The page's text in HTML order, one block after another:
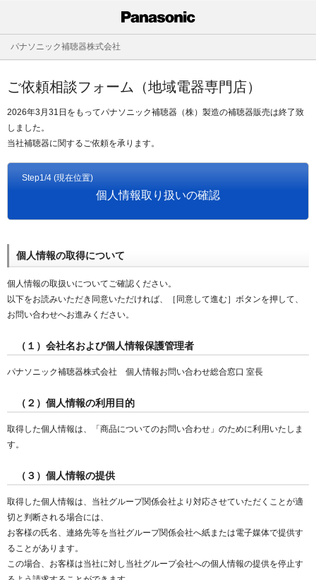
パナソニック補聴器株式会社
ご依頼相談フォーム（地域電器専門店）
2026年3月31日をもってパナソニック補聴器（株）製造の補聴器販売は終了致
しました。
当社補聴器に関するご依頼を承ります。
Step1/4 (現在位置)
個人情報取り扱いの確認
個人情報の取得について
個人情報の取扱いについてご確認ください。
以下をお読みいただき同意いただければ、［同意して進む］ボタンを押して、
お問い合わせへお進みください。
（１）会社名および個人情報保護管理者
パナソニック補聴器株式会社 個人情報お問い合わせ総合窓口 室長
（２）個人情報の利用目的
取得した個人情報は、「商品についてのお問い合わせ」のために利用いたしま
す。
（３）個人情報の提供
取得した個人情報は、当社グループ関係会社より対応させていただくことが適
切と判断される場合には、
お客様の氏名、連絡先等を当社グループ関係会社へ紙または電子媒体で提供す
ることがあります。
この場合、お客様は当社に対し当社グループ会社への個人情報の提供を停止す